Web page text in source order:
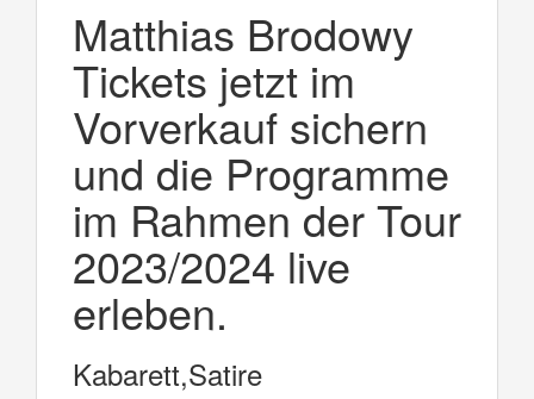
Matthias Brodowy
Tickets jetzt im
Vorverkauf sichern
und die Programme
im Rahmen der Tour
2023/2024 live
erleben.
Kabarett,Satire